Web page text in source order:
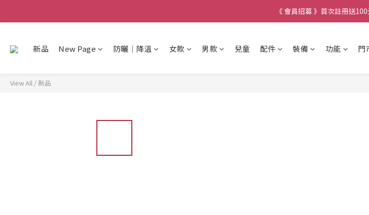
《 會員招募 》首次註冊送
新品 New Page 防曬│降溫 女款 男款 兒童 配件 裝備 功能 門
View All /新品